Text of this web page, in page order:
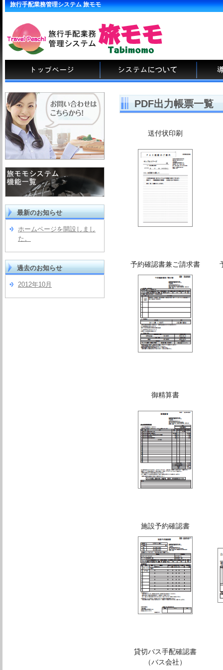
旅行手配業務管理システム 旅モモ
PDF出力帳票一覧
送付状印刷
予約確認書兼ご請求書
御精算書
施設予約確認書
貸切バス手配確認書
（バス会社）
最新のお知らせ
ホームページを開設しまし
た。
過去のお知らせ
2012年10月